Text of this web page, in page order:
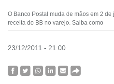
O Banco Postal muda de mãos em 2
receita do BB no varejo. Saiba como
23/12/2011 - 21:00